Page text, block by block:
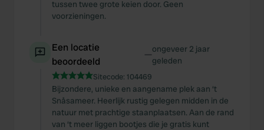
tussen twee grote keien door. Geen
voorzieningen.
Een locatie
beoordeeld
—ongeveer 2 jaar
geleden
Sitecode: 104469
Bijzondere, unieke en aangename plek aan ‘t
Snåsameer. Heerlijk rustig gelegen midden in de
natuur met prachtige staanplaatsen. Aan de rand
van ‘t meer liggen bootjes die je gratis kunt